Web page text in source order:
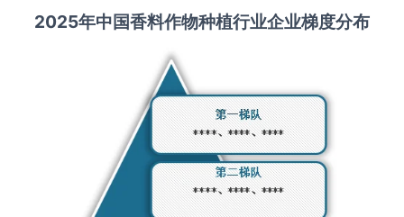
2025年中国香料作物种植行业企业梯度分布